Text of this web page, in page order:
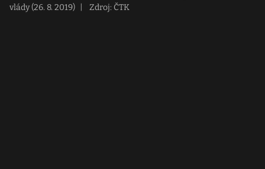
vlády (26. 8. 2019)
Zdroj: ČTK